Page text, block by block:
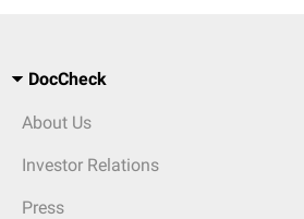
DocCheck
About Us
Investor Relations
Press